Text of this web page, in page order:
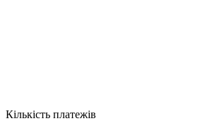
Кількість платежів